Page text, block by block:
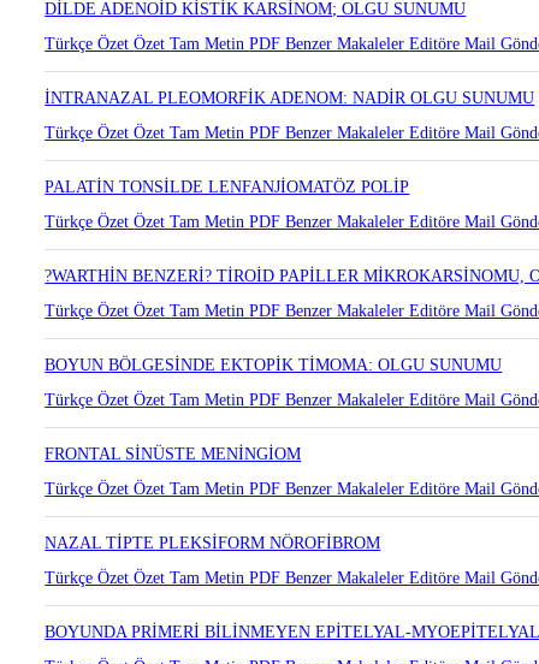
Türkçe ÖzetÖzetTam MetinPDFBenzer MakalelerEditöre Mail
DİLDE ADENOİD KİSTİK KARSİNOM; OLGU SUNUMU
Türkçe ÖzetÖzetTam MetinPDFBenzer MakalelerEditöre Mail
İNTRANAZAL PLEOMORFİK ADENOM: NADİR OLGU SUNUMU
Türkçe ÖzetÖzetTam MetinPDFBenzer MakalelerEditöre Mail
PALATİN TONSİLDE LENFANJİOMATÖZ POLİP
Türkçe ÖzetÖzetTam MetinPDFBenzer MakalelerEditöre Mail
?WARTHİN BENZERİ? TİROİD PAPİLLER MİKROKARSİNOMU,
Türkçe ÖzetÖzetTam MetinPDFBenzer MakalelerEditöre Mail
BOYUN BÖLGESİNDE EKTOPİK TİMOMA: OLGU SUNUMU
Türkçe ÖzetÖzetTam MetinPDFBenzer Makaleler
FRONTAL SİNÜSTE MENİNGİOM
Türkçe ÖzetÖzetTam MetinPDFBenzer Makaleler
NAZAL TİPTE PLEKSİFORM NÖROFİBROM
Türkçe ÖzetÖzetTam MetinPDFBenzer MakalelerEditöre Mail